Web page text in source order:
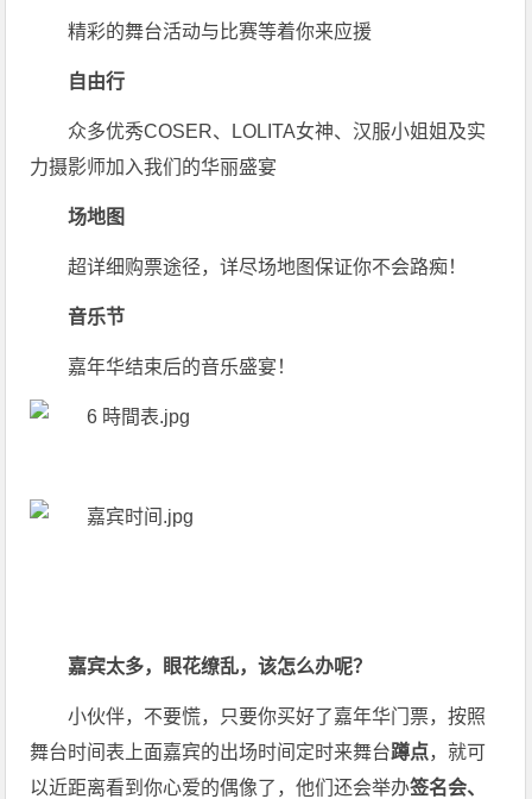
精彩的舞台活动与比赛等着你来应援
自由行
众多优秀COSER、LOLITA女神、汉服小姐姐及实
力摄影师加入我们的华丽盛宴
场地图
超详细购票途径，详尽场地图保证你不会路痴！
音乐节
嘉年华结束后的音乐盛宴！
嘉宾太多，眼花缭乱，该怎么办呢？
小伙伴，不要慌，只要你买好了嘉年华门票，按照
舞台时间表上面嘉宾的出场时间定时来舞台蹲点，就可
以近距离看到你心爱的偶像了，他们还会举办签名会、